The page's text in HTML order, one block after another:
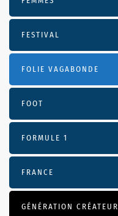
FESTIVAL
FOLIE VAGABONDE
FOOT
FORMULE 1
FRANCE
GÉNÉRATION CRÉATEUR